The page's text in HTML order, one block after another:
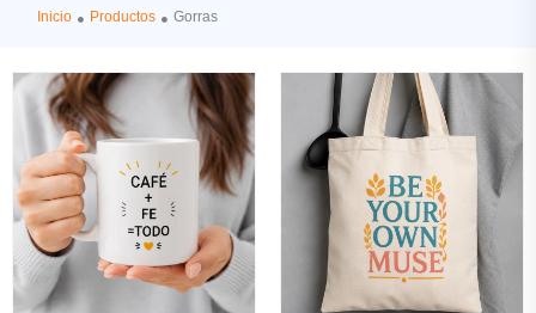
Inicio Productos Gorras